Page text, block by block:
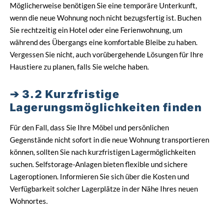
Möglicherweise benötigen Sie eine temporäre Unterkunft,
wenn die neue Wohnung noch nicht bezugsfertig ist. Buchen
Sie rechtzeitig ein Hotel oder eine Ferienwohnung, um
während des Übergangs eine komfortable Bleibe zu haben.
Vergessen Sie nicht, auch vorübergehende Lösungen für Ihre
Haustiere zu planen, falls Sie welche haben.
3.2 Kurzfristige
Lagerungsmöglichkeiten finden
Für den Fall, dass Sie Ihre Möbel und persönlichen
Gegenstände nicht sofort in die neue Wohnung transportieren
können, sollten Sie nach kurzfristigen Lagermöglichkeiten
suchen. Selfstorage-Anlagen bieten flexible und sichere
Lageroptionen. Informieren Sie sich über die Kosten und
Verfügbarkeit solcher Lagerplätze in der Nähe Ihres neuen
Wohnortes.